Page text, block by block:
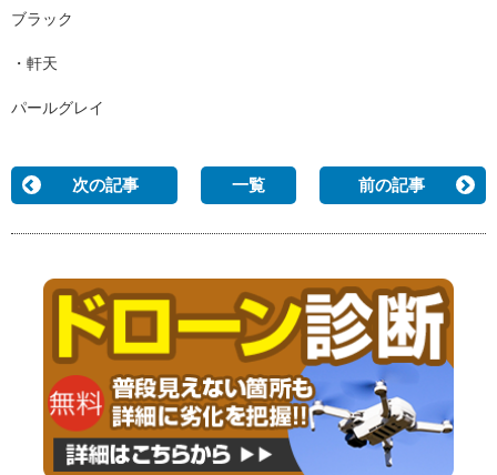
ブラック
・軒天
パールグレイ
次の記事 一覧 前の記事